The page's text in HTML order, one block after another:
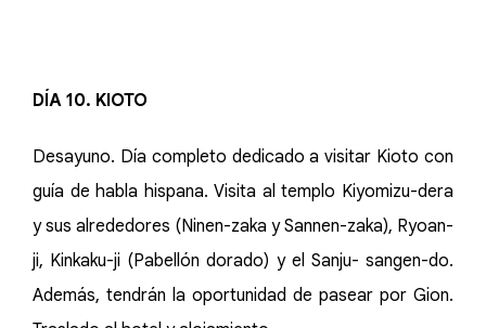
DÍA 10. KIOTO
Desayuno. Día completo dedicado a visitar Kioto con
guía de habla hispana. Visita al templo Kiyomizu-dera
y sus alrededores (Ninen-zaka y Sannen-zaka), Ryoan-
ji, Kinkaku-ji (Pabellón dorado) y el Sanju- sangen-do.
Además, tendrán la oportunidad de pasear por Gion.